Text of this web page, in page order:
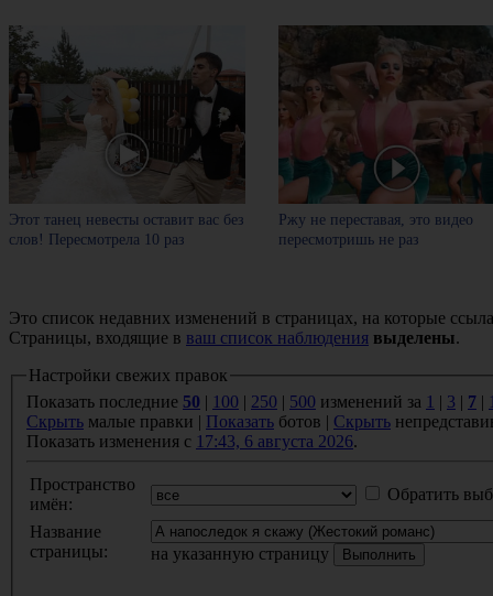
Этот танец невесты оставит вас без
слов! Пересмотрела 10 раз
Ржу не переставая, это видео
пересмотришь не раз
Это список недавних изменений в страницах, на которые
Страницы, входящие в ваш список наблюдения выделены.
Настройки свежих правок
Показать последние 50 | 100 | 250 | 500 изменений за 1 | 3 | 7 |
Скрыть малые правки | Показать ботов | Скрыть
Показать изменения с 17:43, 6 августа 2026.
Пространство
имён:
Обратить
Название
страницы:
на указанную страницу